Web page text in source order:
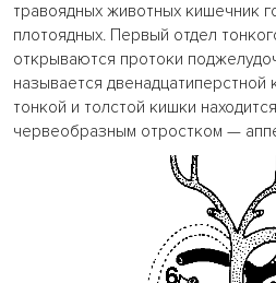
травоядных животных кишечник
плотоядных. Первый отдел
открываются протоки
называется двенадцатиперстной
тонкой и толстой кишки
червеобразным отростком —